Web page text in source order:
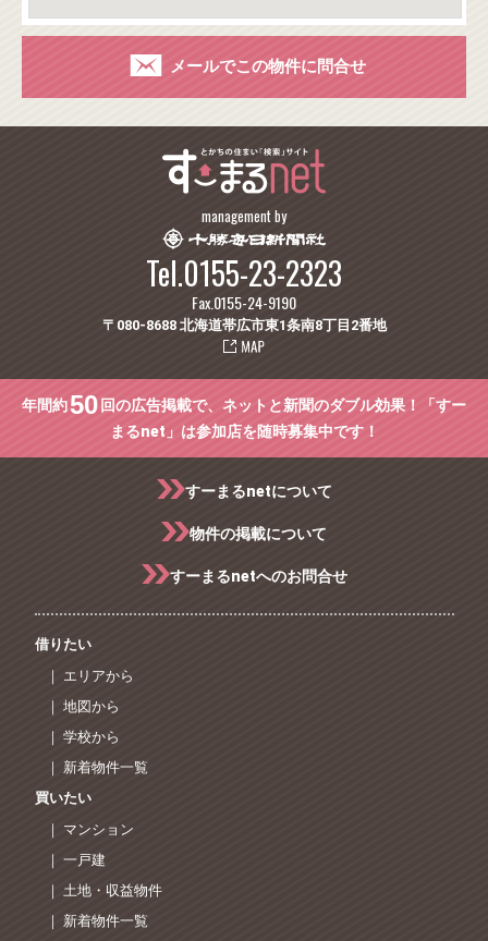
メールでこの物件に問合せ
management by
Tel.0155-23-2323
Fax.0155-24-9190
〒080-8688 北海道帯広市東1条南8丁目2番地
年間約50 回の広告掲載で、ネットと新聞のダブル効果！「すー
まるnet」は参加店を随時募集中です！
すーまるnetについて
物件の掲載について
すーまるnetへのお問合せ
借りたい
｜ エリアから
｜ 地図から
｜ 学校から
｜ 新着物件一覧
買いたい
｜ マンション
｜ 一戸建
｜ 土地・収益物件
｜ 新着物件一覧